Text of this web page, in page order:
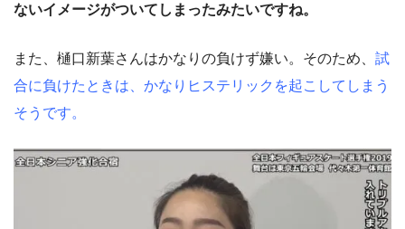
ないイメージがついてしまったみたいですね。
また、樋口新葉さんはかなりの負けず嫌い。そのため、 試
合に負けたときは、かなりヒステリックを起こしてしまう
そうです。